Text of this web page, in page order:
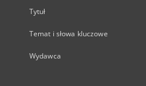
Tytuł
Temat i słowa kluczowe
Wydawca